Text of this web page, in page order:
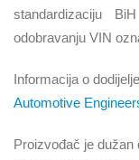
standardizaciju
odobravanju VIN
Informacija o
Automotive
Proizvođač je dužan